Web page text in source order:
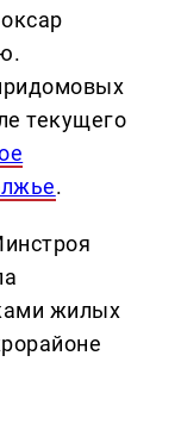
текущего
.
жилых